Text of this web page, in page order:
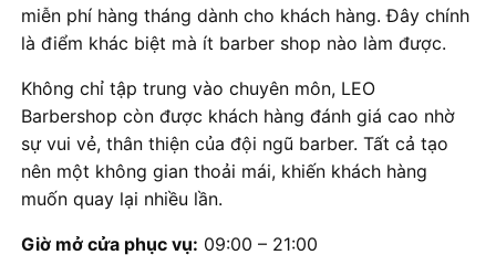
miễn phí hàng tháng dành cho khách hàng. Đây chính
là điểm khác biệt mà ít barber shop nào làm được.
Không chỉ tập trung vào chuyên môn, LEO
Barbershop còn được khách hàng đánh giá cao nhờ
sự vui vẻ, thân thiện của đội ngũ barber. Tất cả tạo
nên một không gian thoải mái, khiến khách hàng
muốn quay lại nhiều lần.
Giờ mở cửa phục vụ: 09:00 – 21:00